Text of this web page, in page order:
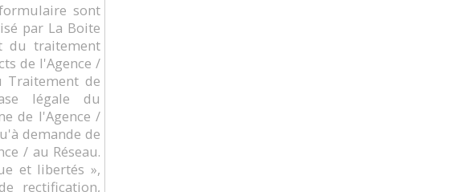
sont
par La Boite
du traitement
de l'Agence /
Traitement de
légale du
de l'Agence /
demande de
/ au Réseau.
et libertés »,
rectification,